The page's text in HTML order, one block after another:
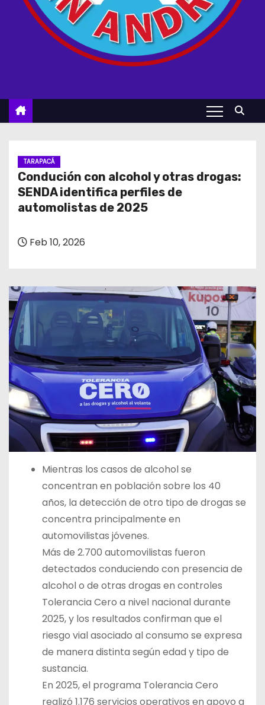
TARAPACÁ
Condución con alcohol y otras drogas:
SENDA identifica perfiles de
automolistas de 2025
Feb 10, 2026
Mientras los casos de alcohol se
concentran en población sobre los 40
años, la detección de otro tipo de drogas se
concentra principalmente en
automovilistas jóvenes.
Más de 2.700 automovilistas fueron
detectados conduciendo con presencia de
alcohol o de otras drogas en controles
Tolerancia Cero a nivel nacional durante
2025, y los resultados confirman que el
riesgo vial asociado al consumo se expresa
de manera distinta según edad y tipo de
sustancia.
En 2025, el programa Tolerancia Cero
realizó 1.176 servicios operativos en apoyo a